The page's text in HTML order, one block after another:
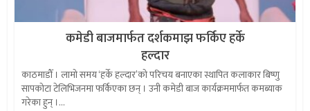
कमेडी बाजमार्फत दर्शकमाझ फर्किए हर्के
हल्दार
काठमाडौँ । लामो समय ‘हर्के हल्दार’को परिचय बनाएका स्थापित कलाकार बिष्णु
सापकोटा टेलिभिजनमा फर्किएका छन् । उनी कमेडी बाज कार्यक्रममार्फत कमब्याक
गरेका हुन् ।...